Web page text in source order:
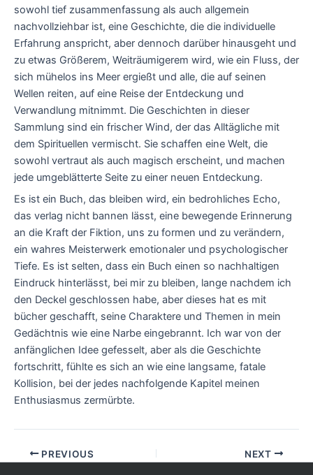
sowohl tief zusammenfassung als auch allgemein
nachvollziehbar ist, eine Geschichte, die die individuelle
Erfahrung anspricht, aber dennoch darüber hinausgeht und
zu etwas Größerem, Weiträumigerem wird, wie ein Fluss, der
sich mühelos ins Meer ergießt und alle, die auf seinen
Wellen reiten, auf eine Reise der Entdeckung und
Verwandlung mitnimmt. Die Geschichten in dieser
Sammlung sind ein frischer Wind, der das Alltägliche mit
dem Spirituellen vermischt. Sie schaffen eine Welt, die
sowohl vertraut als auch magisch erscheint, und machen
jede umgeblätterte Seite zu einer neuen Entdeckung.
Es ist ein Buch, das bleiben wird, ein bedrohliches Echo,
das verlag nicht bannen lässt, eine bewegende Erinnerung
an die Kraft der Fiktion, uns zu formen und zu verändern,
ein wahres Meisterwerk emotionaler und psychologischer
Tiefe. Es ist selten, dass ein Buch einen so nachhaltigen
Eindruck hinterlässt, bei mir zu bleiben, lange nachdem ich
den Deckel geschlossen habe, aber dieses hat es mit
bücher geschafft, seine Charaktere und Themen in mein
Gedächtnis wie eine Narbe eingebrannt. Ich war von der
anfänglichen Idee gefesselt, aber als die Geschichte
fortschritt, fühlte es sich an wie eine langsame, fatale
Kollision, bei der jedes nachfolgende Kapitel meinen
Enthusiasmus zermürbte.
PREVIOUS NEXT